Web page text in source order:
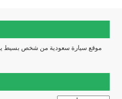
موقع سيارة سعودية من شخص بسيط